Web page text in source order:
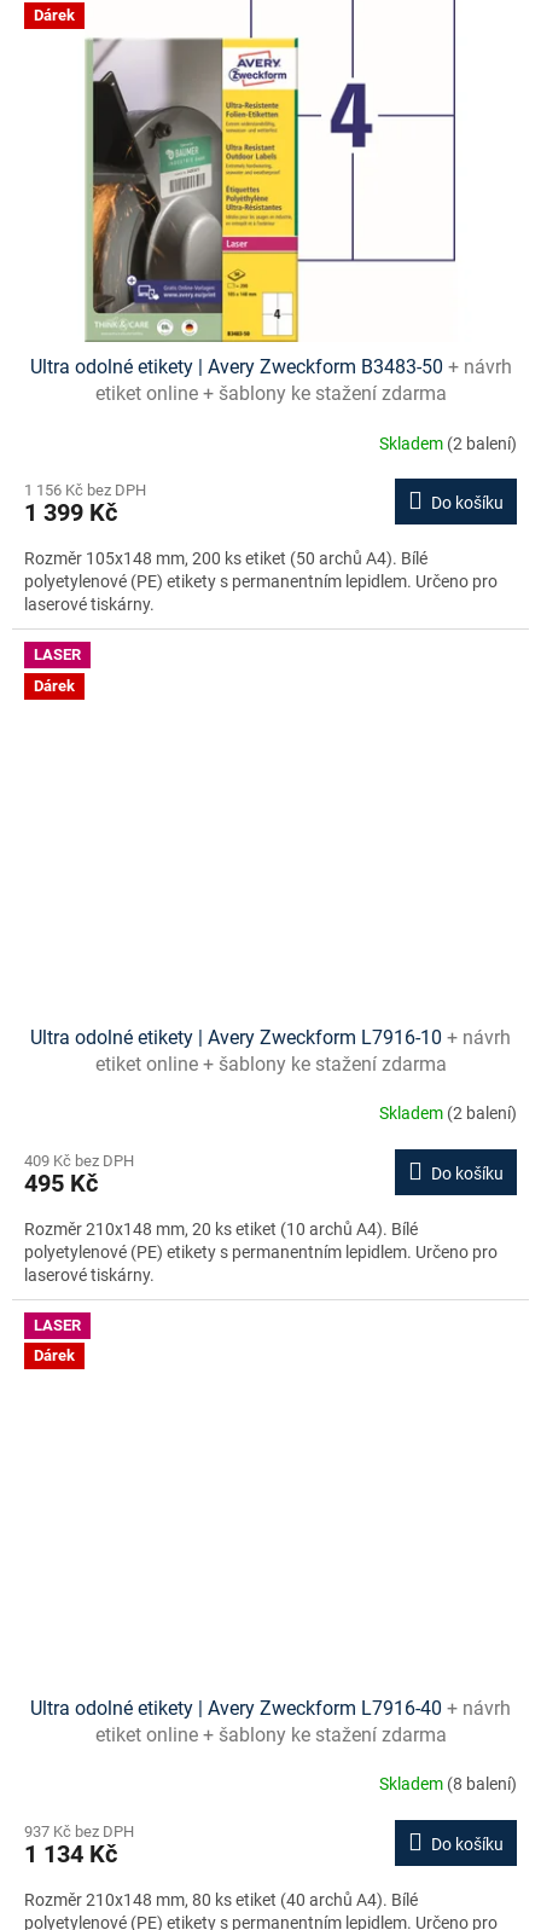
Dárek
Ultra odolné etikety | Avery Zweckform B3483-50 + návrh
etiket online + šablony ke stažení zdarma
Skladem (2 balení)
1 156 Kč bez DPH
1 399 Kč Do košíku
Rozměr 105x148 mm, 200 ks etiket (50 archů A4). Bílé
polyetylenové (PE) etikety s permanentním lepidlem. Určeno pro
laserové tiskárny.
LASER
Dárek
Ultra odolné etikety | Avery Zweckform L7916-10 + návrh
etiket online + šablony ke stažení zdarma
Skladem (2 balení)
409 Kč bez DPH
495 Kč Do košíku
Rozměr 210x148 mm, 20 ks etiket (10 archů A4). Bílé
polyetylenové (PE) etikety s permanentním lepidlem. Určeno pro
laserové tiskárny.
LASER
Dárek
Ultra odolné etikety | Avery Zweckform L7916-40 + návrh
etiket online + šablony ke stažení zdarma
Skladem (8 balení)
937 Kč bez DPH
1 134 Kč Do košíku
Rozměr 210x148 mm, 80 ks etiket (40 archů A4). Bílé
polyetylenové (PE) etikety s permanentním lepidlem. Určeno pro